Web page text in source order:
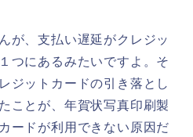
が、支払い遅延がクレジッ
つにあるみたいですよ。そ
ジットカードの引き落とし
ことが、年賀状写真印刷製
ードが利用できない原因だ